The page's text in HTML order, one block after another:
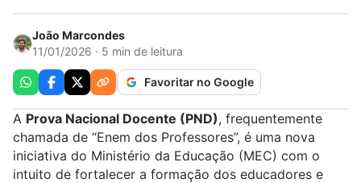
João Marcondes
11/01/2026 · 5 min de leitura
Favoritar no Google
A Prova Nacional Docente (PND), frequentemente
chamada de “Enem dos Professores”, é uma nova
iniciativa do Ministério da Educação (MEC) com o
intuito de fortalecer a formação dos educadores e